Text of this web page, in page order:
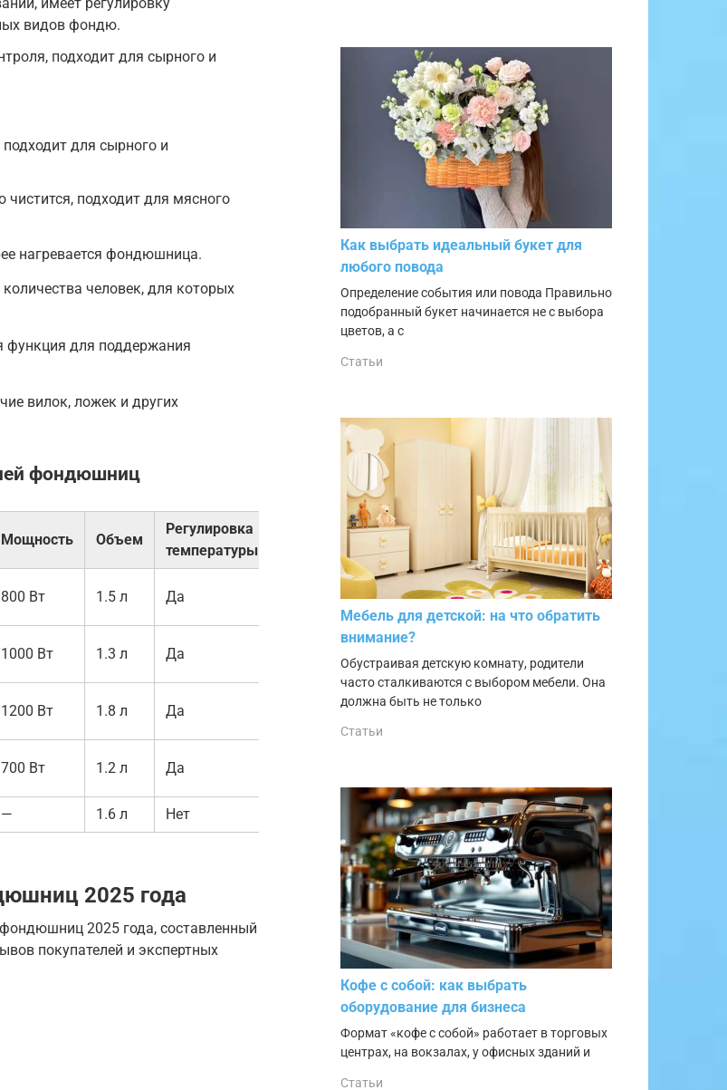
видов фондю.
подходит для сырного и
для сырного и
подходит для мясного
нагревается фондюшница.
человек, для которых
функция для поддержания
вилок, ложек и других
фондюшниц
Мощность Объем
Регулировка
температуры
Комплектация
800 Вт 1.5 л Да
1000 Вт 1.3 л Да
6 вилок, 6
1200 Вт 1.8 л Да
700 Вт 1.2 л Да
— 1.6 л Нет
2025 года
2025 года, составленный
покупателей и экспертных
Как выбрать идеальный букет для
любого повода
Определение события или повода Правильно
подобранный букет начинается не с выбора
цветов, а с
Статьи
Мебель для детской: на что обратить
внимание?
Обустраивая детскую комнату, родители
часто сталкиваются с выбором мебели. Она
должна быть не только
Статьи
Кофе с собой: как выбрать
оборудование для бизнеса
Формат «кофе с собой» работает в торговых
центрах, на вокзалах, у офисных зданий и
Статьи